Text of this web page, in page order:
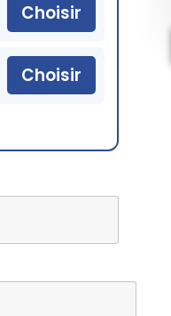
Choisir
Choisir